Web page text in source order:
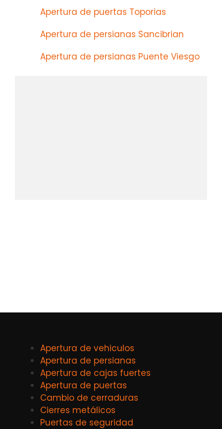
Apertura de puertas Toporias
Apertura de persianas Sancibrian
Apertura de persianas Puente Viesgo
Apertura de vehiculos
Apertura de persianas
Apertura de cajas fuertes
Apertura de puertas
Cambio de cerraduras
Cierres metálicos
Puertas de seguridad